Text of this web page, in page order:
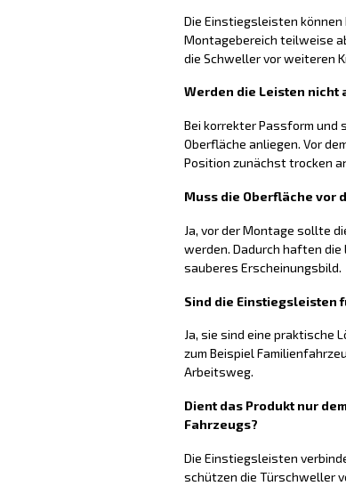
Die Einstiegsleisten können
Montagebereich teilweise
die Schweller vor weiteren
Werden die Leisten nicht
Bei korrekter Passform
Oberfläche anliegen. Vor
Position zunächst trocken
Muss die Oberfläche vor
Ja, vor der Montage sollte
werden. Dadurch haften
sauberes Erscheinungsbild.
Sind die Einstiegsleisten
Ja, sie sind eine praktische
zum Beispiel
Arbeitsweg.
Dient das Produkt nur
Fahrzeugs?
Die Einstiegsleisten
schützen die Türschweller